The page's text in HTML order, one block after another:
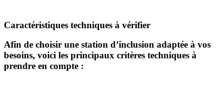
Caractéristiques techniques à vérifier
Afin de choisir une station d’inclusion adaptée à vos
besoins, voici les principaux critères techniques à
prendre en compte :